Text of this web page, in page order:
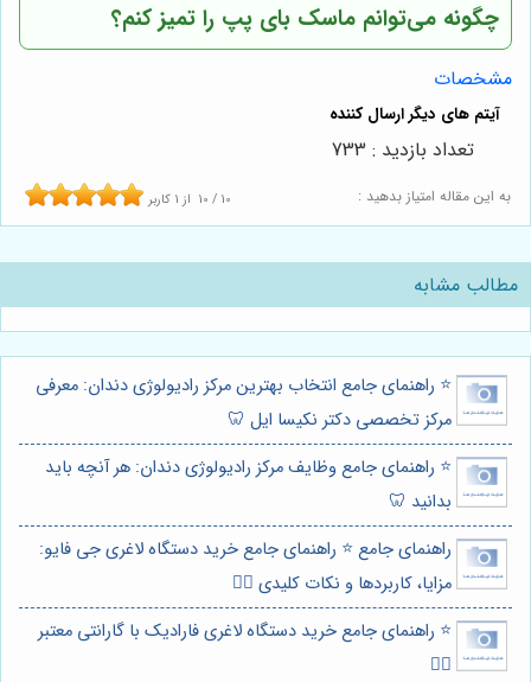
چگونه می‌توانم ماسک بای پپ را تمیز کنم؟
مشخصات
به این مقاله امتیاز بدهید : 10 / 10 از 1 کاربر
تعداد بازدید : 733
مطالب مشابه
⭐️ راهنمای جامع انتخاب بهترین مرکز رادیولوژی دندان: معرفی
مرکز تخصصی دکتر نکیسا ایل 🦷
⭐️ راهنمای جامع وظایف مرکز رادیولوژی دندان: هر آنچه باید
بدانید 🦷
راهنمای جامع ⭐️ راهنمای جامع خرید دستگاه لاغری جی فایو:
مزایا، کاربردها و نکات کلیدی 🏋️‍♀️
⭐️ راهنمای جامع خرید دستگاه لاغری فارادیک با گارانتی معتبر
🏋️‍♀️